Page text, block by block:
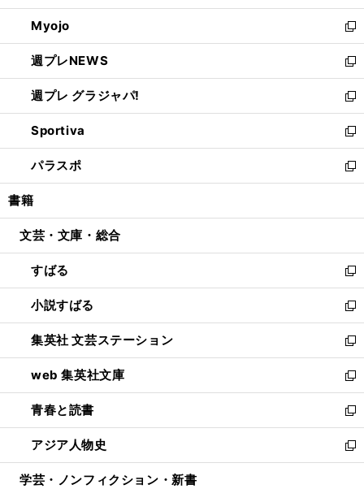
開
く
ウ
で
開
く
ン
ド
ウ
で
開
く
ウ
ィ
ン
ド
ウ
で
開
く
Myojo
新
し
い
ウ
ィ
ン
ド
ウ
で
開
週プレNEWS
新
し
い
ウ
ィ
ン
ド
ウ
開
週プレ グラジャパ!
新
し
い
ウ
ィ
ン
ウ
開
く
Sportiva
新
し
い
ウ
ン
ウ
で
開
く
パラスポ
新
し
ウ
ン
ド
ウ
で
開
く
書籍
文芸・文庫・総合
すばる
新
し
い
ウ
ィ
ン
ド
ウ
で
開
く
小説すばる
新
し
い
ウ
ィ
ン
ド
ウ
で
開
集英社 文芸ステーション
新
し
い
ウ
ィ
ン
ド
ウ
web 集英社文庫
新
し
い
ウ
ィ
ン
青春と読書
新
し
い
ウ
アジア人物史
新
し
学芸・ノンフィクション・新書